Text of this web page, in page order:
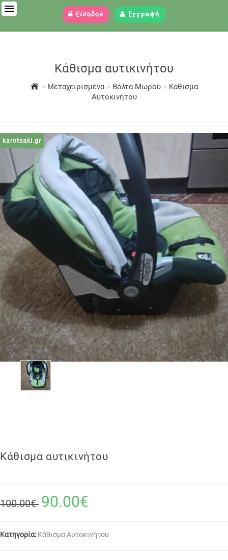
Είσοδος Εγγραφή
Κάθισμα αυτικινήτου
> Μεταχειρισμένα > Βόλτα Μωρού > Κάθισμα
Αυτοκινήτου
karotsaki.gr
Κάθισμα αυτικινήτου
100.00€ 90.00€
Κατηγορία: Κάθισμα Αυτοκινήτου